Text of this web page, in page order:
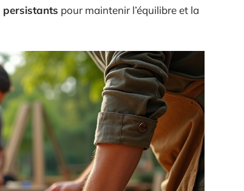
persistants pour maintenir l’équilibre et la